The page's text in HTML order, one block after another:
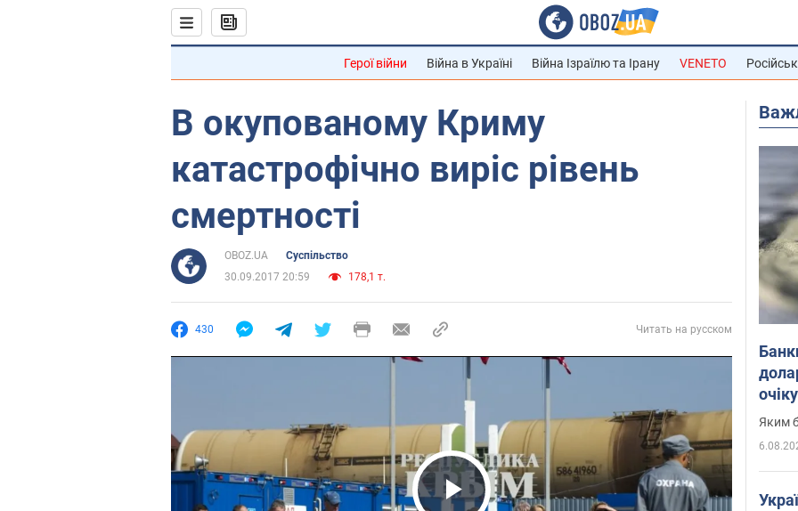
Герої війни Війна в Україні Війна Ізраїлю та Ірану VENETO
В окупованому Криму
катастрофічно виріс рівень
смертності
OBOZ.UA
Суспільство
30.09.2017 20:59
178,1 т.
430 Читать на русском
Яким